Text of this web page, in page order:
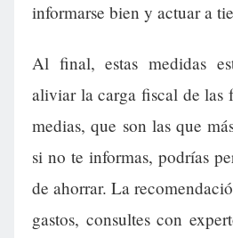
informarse bien y actuar a
Al final, estas medidas
aliviar la carga fiscal de las
medias, que son las que
si no te informas, podrías
de ahorrar. La
gastos, consultes con